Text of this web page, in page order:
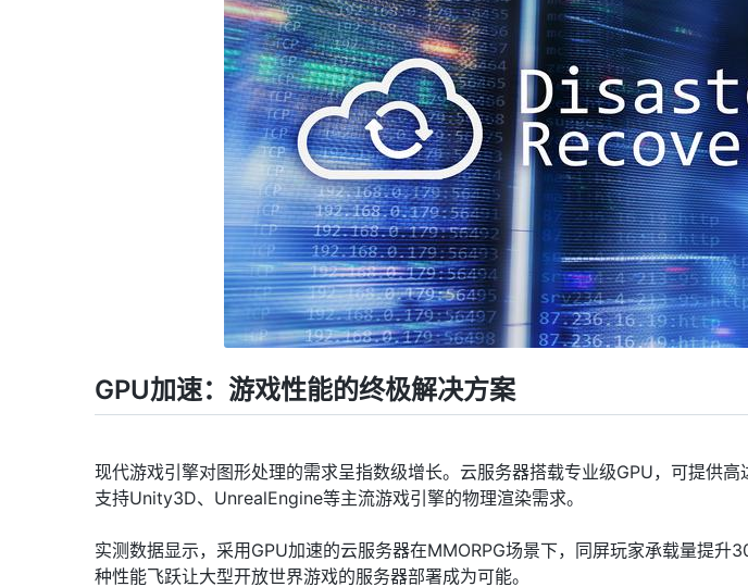
GPU加速：游戏性能的终极解决方案
现代游戏引擎对图形处理的需求呈指数级增长。云服务器搭载专业级GPU，可提供
支持Unity3D、UnrealEngine等主流游戏引擎的物理渲染需求。
实测数据显示，采用GPU加速的云服务器在MMORPG场景下，同屏玩家承载量提升
种性能飞跃让大型开放世界游戏的服务器部署成为可能。